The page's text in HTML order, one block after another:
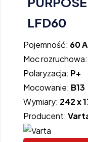
LFD60
Pojemność: 60
Moc rozruchowa:
Polaryzacja: P+
Mocowanie: B13
Wymiary: 242 x
Producent: